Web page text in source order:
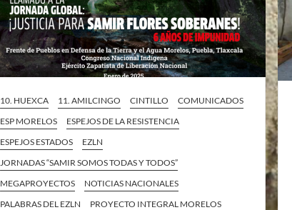
10. HUEXCA 11. AMILCINGO CINTILLO
COMUNICADOS
ESP MORELOS
ESPEJOS DE LA RESISTENCIA
ESPEJOS ESTADOS
EZLN
JORNADAS “SAMIR SOMOS TODAS Y TODOS”
MEGAPROYECTOS
NOTICIAS NACIONALES
PALABRAS DEL EZLN
PROYECTO INTEGRAL MORELOS